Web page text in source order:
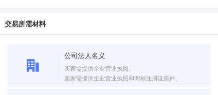
交易所需材料
公司法人名义
买家需提供企业营业执照。
卖家需提供企业营业执照和商标注册证原件。